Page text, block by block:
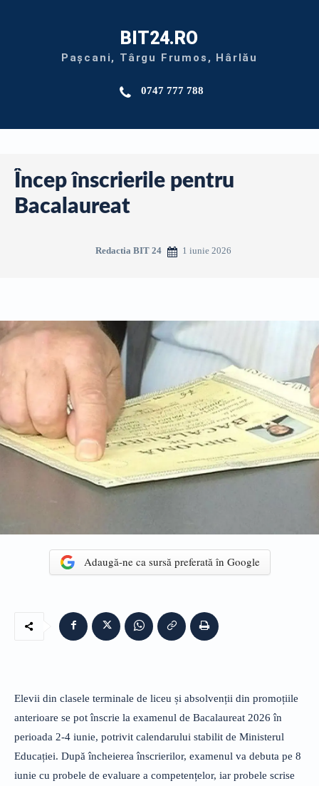
BIT24.RO
Pașcani, Târgu Frumos, Hârlău
0747 777 788
Încep înscrierile pentru
Bacalaureat
Redactia BIT 24 1 iunie 2026
Adaugă-ne ca sursă preferată în Google
Elevii din clasele terminale de liceu și absolvenții din promoțiile
anterioare se pot înscrie la examenul de Bacalaureat 2026 în
perioada 2-4 iunie, potrivit calendarului stabilit de Ministerul
Educației. După încheierea înscrierilor, examenul va debuta pe 8
iunie cu probele de evaluare a competențelor, iar probele scrise